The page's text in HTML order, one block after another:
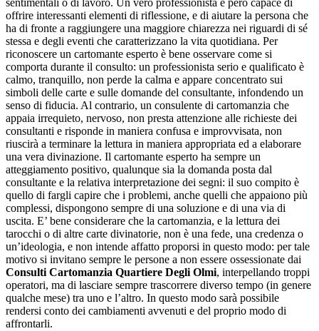
sentimentali o di lavoro. Un vero professionista è però capace di
offrire interessanti elementi di riflessione, e di aiutare la persona che
ha di fronte a raggiungere una maggiore chiarezza nei riguardi di sé
stessa e degli eventi che caratterizzano la vita quotidiana. Per
riconoscere un cartomante esperto è bene osservare come si
comporta durante il consulto: un professionista serio e qualificato è
calmo, tranquillo, non perde la calma e appare concentrato sui
simboli delle carte e sulle domande del consultante, infondendo un
senso di fiducia. Al contrario, un consulente di cartomanzia che
appaia irrequieto, nervoso, non presta attenzione alle richieste dei
consultanti e risponde in maniera confusa e improvvisata, non
riuscirà a terminare la lettura in maniera appropriata ed a elaborare
una vera divinazione. Il cartomante esperto ha sempre un
atteggiamento positivo, qualunque sia la domanda posta dal
consultante e la relativa interpretazione dei segni: il suo compito è
quello di fargli capire che i problemi, anche quelli che appaiono più
complessi, dispongono sempre di una soluzione e di una via di
uscita. E’ bene considerare che la cartomanzia, e la lettura dei
tarocchi o di altre carte divinatorie, non è una fede, una credenza o
un’ideologia, e non intende affatto proporsi in questo modo: per tale
motivo si invitano sempre le persone a non essere ossessionate dai
Consulti Cartomanzia Quartiere Degli Olmi, interpellando troppi
operatori, ma di lasciare sempre trascorrere diverso tempo (in genere
qualche mese) tra uno e l’altro. In questo modo sarà possibile
rendersi conto dei cambiamenti avvenuti e del proprio modo di
affrontarli.